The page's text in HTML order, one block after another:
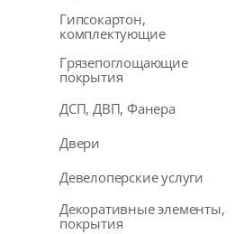
Гипсокартон,
комплектующие
Грязепоглощающие
покрытия
ДСП, ДВП, Фанера
Двери
Девелоперские услуги
Декоративные элементы,
покрытия